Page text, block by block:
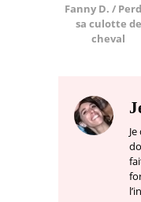
Fanny D. /
sa culotte de
cheval